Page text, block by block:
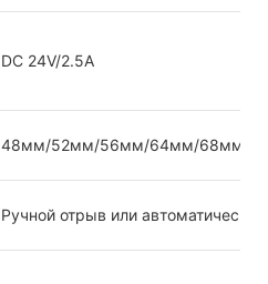
DC 24V/2.5A
48мм/52мм/56мм/64мм/68мм/
Ручной отрыв или